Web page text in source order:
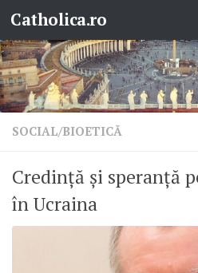
Skip to content
Catholica.ro
SOCIAL/BIOETICĂ
Credință și speranță
în Ucraina